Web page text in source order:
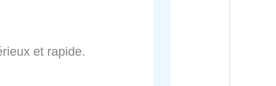
et rapide.